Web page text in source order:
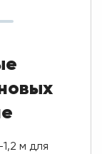
м для